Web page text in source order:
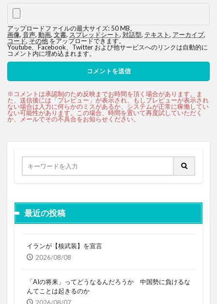
アップロードファイルの最大サイズ: 50 MB。
画像, 音声, 動画, 文書, スプレッドシート, 対話型, テキスト, アーカイブ,
コード,その他をアップロードできます。
Youtube、Facebook、Twitter および他サービスへのリンクは自動的に
コメント内に埋め込まれます。
最近の投稿
イランが【核武装】を宣言
2026/08/08
「AIの将来」ってどうなるんだろうか 中国勢に負けるな
んてことは起きるのか
2026/08/07